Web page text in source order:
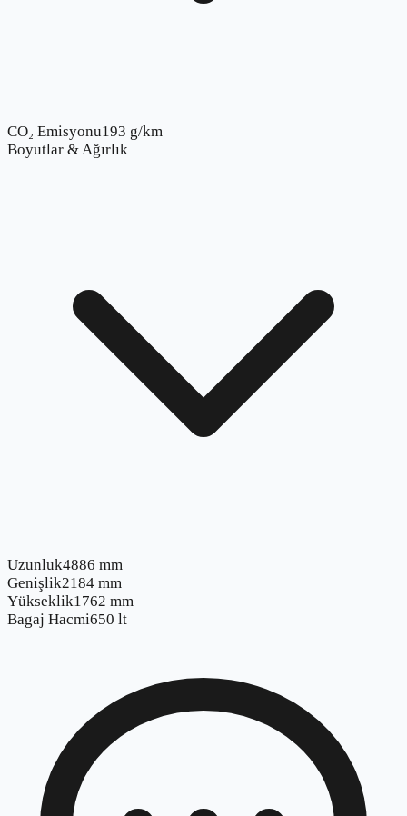
CO₂ Emisyonu193 g/km
Boyutlar & Ağırlık
Uzunluk4886 mm
Genişlik2184 mm
Yükseklik1762 mm
Bagaj Hacmi650 lt